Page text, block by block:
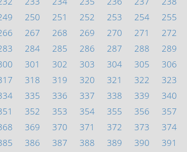
250 251 252 253 254 255
267 268 269 270 271 272
284 285 286 287 288 289
301 302 303 304 305 306
318 319 320 321 322 323
335 336 337 338 339 340
352 353 354 355 356 357
369 370 371 372 373 374
386 387 388 389 390 391